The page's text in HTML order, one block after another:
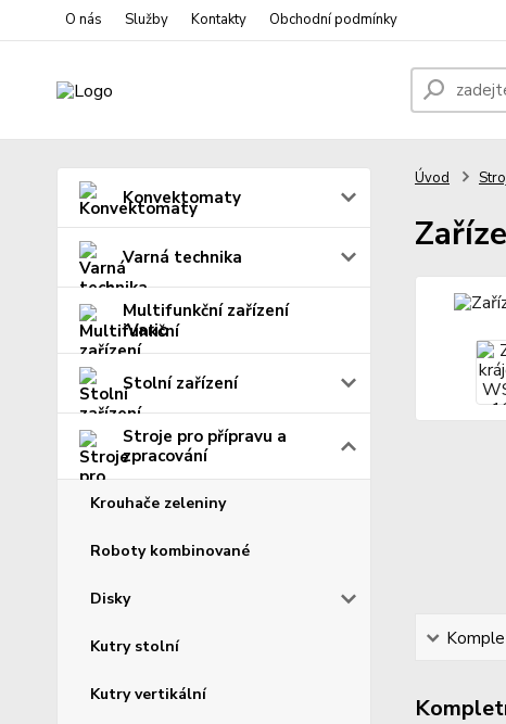
O nás Služby Kontakty Obchodní podmínky
Konvektomaty
Varná technika
Multifunkční zařízení
iVario
Stolní zařízení
Stroje pro přípravu a
zpracování
Krouhače zeleniny
Roboty kombinované
Disky
Kutry stolní
Kutry vertikální
Úvod